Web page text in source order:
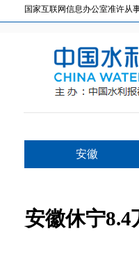
国家互联网信息办公室准许从
安徽
安徽休宁